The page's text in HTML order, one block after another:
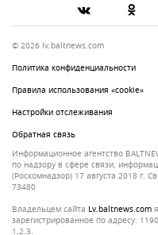
© 2026 lv.baltnews.com
Политика конфиденциальности
Правила использования «cookie»
Настройки отслеживания
Обратная связь
Информационное агентство
по надзору в сфере связи,
(Роскомнадзор) 17 августа 2018 г.
73480
Владельцем сайта lv.baltnews.com
зарегистрированное по адресу:
1,2.3.